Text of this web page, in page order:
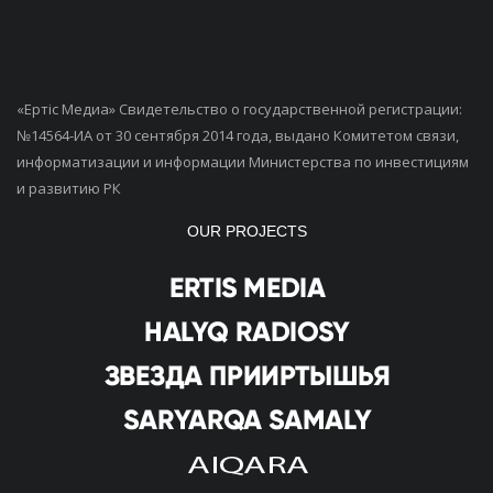
«Ертiс Медиа» Свидетельство о государственной регистрации:
№14564-ИА от 30 сентября 2014 года, выдано Комитетом связи,
информатизации и информации Министерства по инвестициям
и развитию РК
OUR PROJECTS